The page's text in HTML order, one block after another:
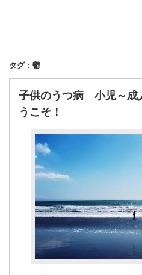
タグ：鬱
子供のうつ病 小児～
うこそ！